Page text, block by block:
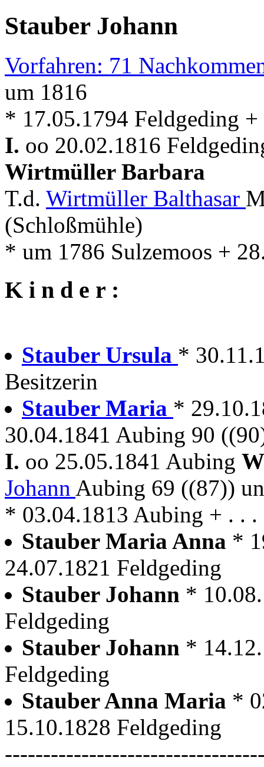
Stauber Johann
Vorfahren: 71
um 1816
* 17.05.1794 Feldgeding
I. oo 20.02.1816
Wirtmüller Barbara
T.d. Wirtmüller Balthasar
(Schloßmühle)
* um 1786 Sulzemoos +
K i n d e r :
Stauber Ursula *
Besitzerin
Stauber Maria *
30.04.1841 Aubing 90
I. oo 25.05.1841 Aubing
Johann Aubing 69 ((87))
* 03.04.1813 Aubing + . .
Stauber Maria Anna *
24.07.1821 Feldgeding
Stauber Johann *
Feldgeding
Stauber Johann *
Feldgeding
Stauber Anna Maria *
15.10.1828 Feldgeding